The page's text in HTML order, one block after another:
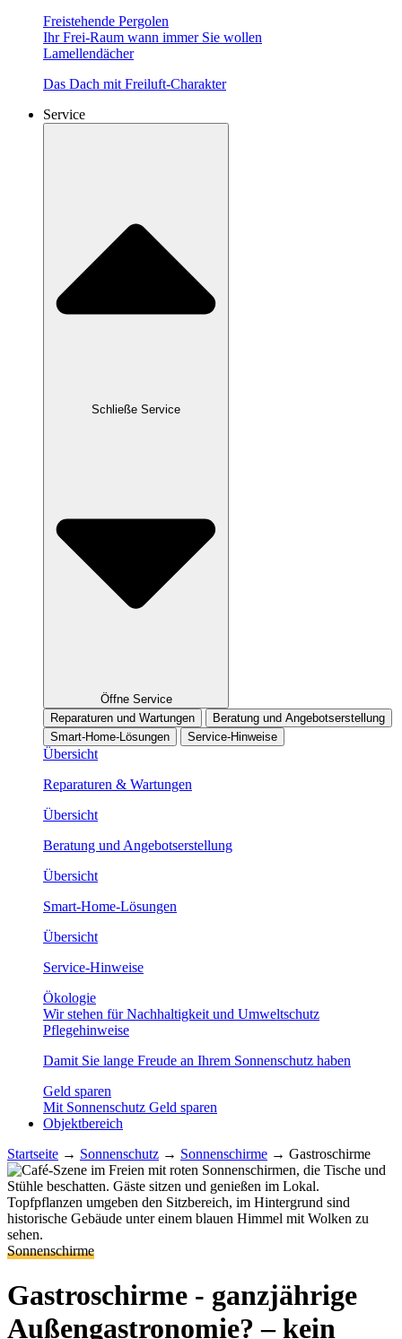
Freistehende Pergolen
Ihr Frei-Raum wann immer Sie wollen
Lamellendächer
Das Dach mit Freiluft-Charakter
Service
Schließe Service
Öffne Service
Reparaturen und Wartungen
Beratung und Angebotserstellung
Smart-Home-Lösungen
Service-Hinweise
Übersicht
Reparaturen & Wartungen
Übersicht
Beratung und Angebotserstellung
Übersicht
Smart-Home-Lösungen
Übersicht
Service-Hinweise
Ökologie
Wir stehen für Nachhaltigkeit und Umweltschutz
Pflegehinweise
Damit Sie lange Freude an Ihrem Sonnenschutz haben
Geld sparen
Mit Sonnenschutz Geld sparen
Objektbereich
Startseite → Sonnenschutz → Sonnenschirme → Gastroschirme
Sonnenschirme
Gastroschirme - ganzjährige
Außengastronomie? – kein